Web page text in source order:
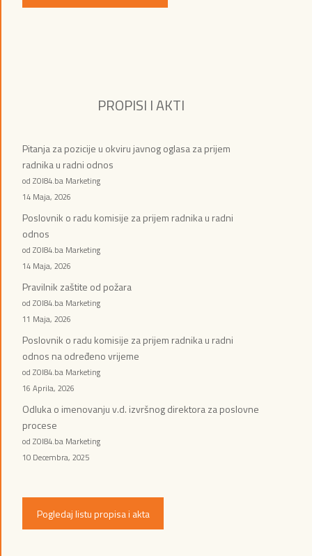
PROPISI I AKTI
Pitanja za pozicije u okviru javnog oglasa za prijem
radnika u radni odnos
od ZOI84.ba Marketing
14 Maja, 2026
Poslovnik o radu komisije za prijem radnika u radni
odnos
od ZOI84.ba Marketing
14 Maja, 2026
Pravilnik zaštite od požara
od ZOI84.ba Marketing
11 Maja, 2026
Poslovnik o radu komisije za prijem radnika u radni
odnos na određeno vrijeme
od ZOI84.ba Marketing
16 Aprila, 2026
Odluka o imenovanju v.d. izvršnog direktora za poslovne
procese
od ZOI84.ba Marketing
10 Decembra, 2025
Pogledaj listu propisa i akta